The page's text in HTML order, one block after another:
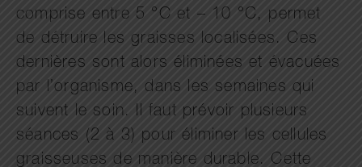
comprise entre 5 °C et – 10 °C, permet
de détruire les graisses localisées. Ces
dernières sont alors éliminées et évacuées
par l’organisme, dans les semaines qui
suivent le soin. Il faut prévoir plusieurs
séances (2 à 3) pour éliminer les cellules
graisseuses de manière durable. Cette